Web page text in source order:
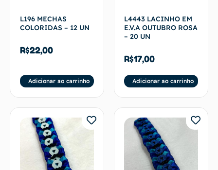
L196 MECHAS
COLORIDAS – 12 UN
R$22,00
Adicionar ao carrinho
L4443 LACINHO EM
E.V.A OUTUBRO ROSA
– 20 UN
R$17,00
Adicionar ao carrinho